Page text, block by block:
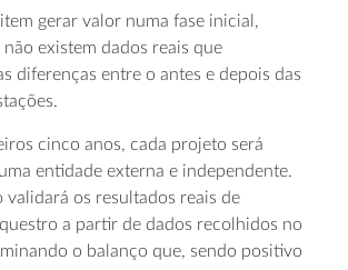
gerar valor numa fase inicial,
existem dados reais que
diferenças entre o antes e depois das
cinco anos, cada projeto será
entidade externa e independente.
validará os resultados reais de
a partir de dados recolhidos no
o balanço que, sendo positivo